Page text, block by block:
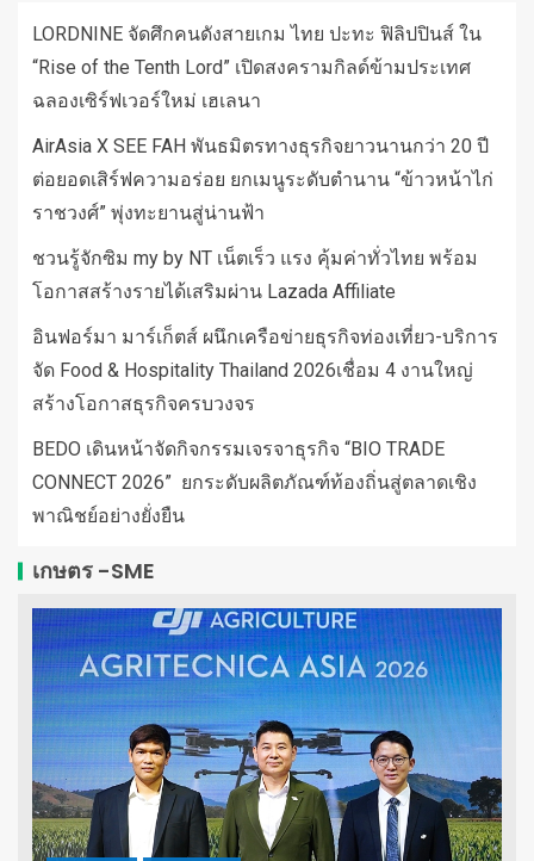
LORDNINE จัดศึกคนดังสายเกม ไทย ปะทะ ฟิลิปปินส์ ใน
“Rise of the Tenth Lord” เปิดสงครามกิลด์ข้ามประเทศ
ฉลองเซิร์ฟเวอร์ใหม่ เฮเลนา
AirAsia X SEE FAH พันธมิตรทางธุรกิจยาวนานกว่า 20 ปี
ต่อยอดเสิร์ฟความอร่อย ยกเมนูระดับตำนาน “ข้าวหน้าไก่
ราชวงศ์” พุ่งทะยานสู่น่านฟ้า
ชวนรู้จักซิม my by NT เน็ตเร็ว แรง คุ้มค่าทั่วไทย พร้อม
โอกาสสร้างรายได้เสริมผ่าน Lazada Affiliate
อินฟอร์มา มาร์เก็ตส์ ผนึกเครือข่ายธุรกิจท่องเที่ยว-บริการ
จัด Food & Hospitality Thailand 2026เชื่อม 4 งานใหญ่
สร้างโอกาสธุรกิจครบวงจร
BEDO เดินหน้าจัดกิจกรรมเจรจาธุรกิจ “BIO TRADE
CONNECT 2026” ยกระดับผลิตภัณฑ์ท้องถิ่นสู่ตลาดเชิง
พาณิชย์อย่างยั่งยืน
เกษตร -SME